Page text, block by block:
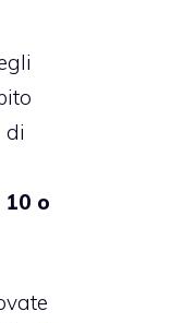
di
10 o